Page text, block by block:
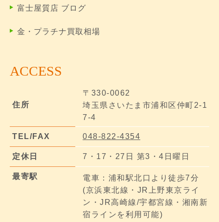
富士屋質店 ブログ
金・プラチナ買取相場
ACCESS
住所
〒330-0062
埼玉県さいたま市浦和区仲町2-1
7-4
TEL/FAX 048-822-4354
定休日 7・17・27日 第3・4日曜日
最寄駅
電車：浦和駅北口より徒歩7分
(京浜東北線・JR上野東京ライ
ン・JR高崎線/宇都宮線・湘南新
宿ラインを利用可能)